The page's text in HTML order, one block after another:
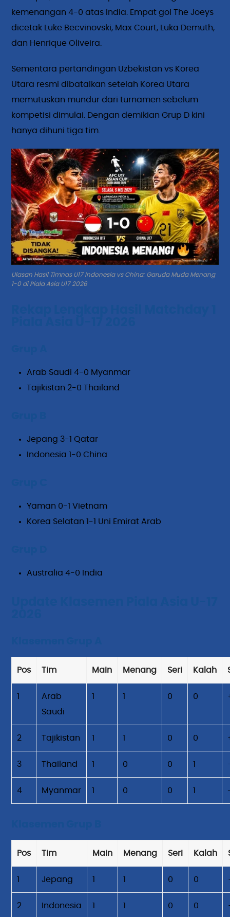
kemenangan 4-0 atas India. Empat gol The Joeys
dicetak Luke Becvinovski, Max Court, Luka Demuth,
dan Henrique Oliveira.
Sementara pertandingan Uzbekistan vs Korea
Utara resmi dibatalkan setelah Korea Utara
memutuskan mundur dari turnamen sebelum
kompetisi dimulai. Dengan demikian Grup D kini
hanya dihuni tiga tim.
Ulasan Hasil Timnas U17 Indonesia vs China: Garuda Muda Menang
1-0 di Piala Asia U17 2026
Arab Saudi 4-0 Myanmar
Tajikistan 2-0 Thailand
Jepang 3-1 Qatar
Indonesia 1-0 China
Yaman 0-1 Vietnam
Korea Selatan 1-1 Uni Emirat Arab
Australia 4-0 India
Pos Tim Main Menang Seri Kalah
1
Arab
Saudi
1 1 0 0
2 Tajikistan 1 1 0 0
3 Thailand 1 0 0 1
4 Myanmar 1 0 0 1
Pos Tim Main Menang Seri Kalah
1 Jepang 1 1 0 0
2 Indonesia 1 1 0 0